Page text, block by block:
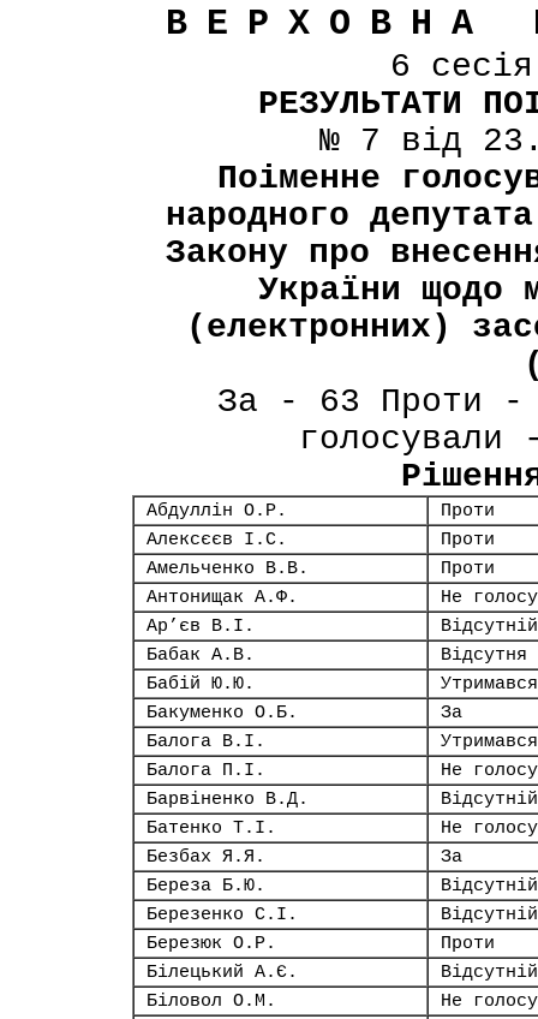
ВЕРХОВНА
6
РЕЗУЛЬТАТИ
№ 7 від
Поіменне
народного
Закону про
України щодо
(електронних)
За - 63 Проти -
Абдуллін О.Р.
Проти
Алексєєв І.С.
Проти
Амельченко В.В.
Проти
Антонищак А.Ф.
Не
Ар’єв В.І.
Відсутній
Бабак А.В.
Відсутня
Бабій Ю.Ю.
Утримався
Бакуменко О.Б.
За
Балога В.І.
Утримався
Балога П.І.
Не
Барвіненко В.Д.
Відсутній
Батенко Т.І.
Не
Безбах Я.Я.
За
Береза Б.Ю.
Відсутній
Березенко С.І.
Відсутній
Березюк О.Р.
Проти
Білецький А.Є.
Відсутній
Біловол О.М.
Не